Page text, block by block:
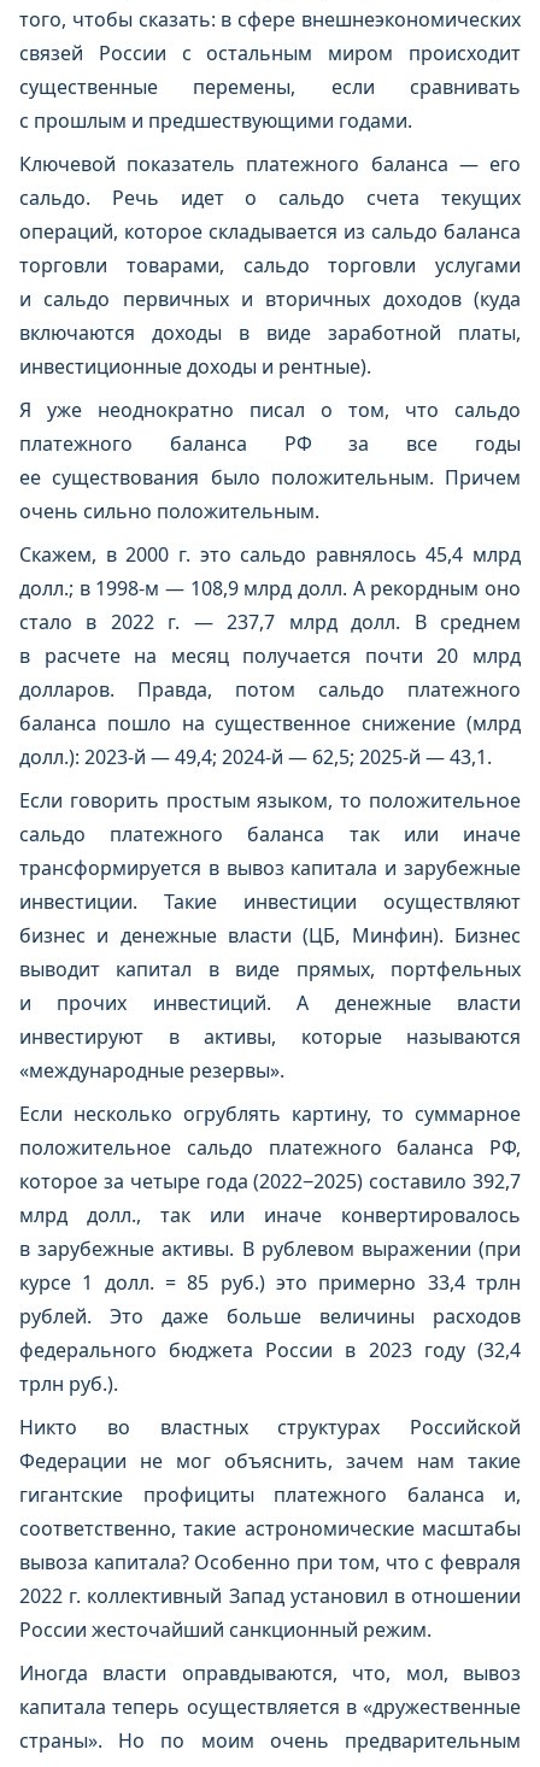
того, чтобы сказать: в сфере внешнеэкономических
связей России с остальным миром происходит
существенные перемены, если сравнивать
с прошлым и предшествующими годами.
Ключевой показатель платежного баланса — его
сальдо. Речь идет о сальдо счета текущих
операций, которое складывается из сальдо баланса
торговли товарами, сальдо торговли услугами
и сальдо первичных и вторичных доходов (куда
включаются доходы в виде заработной платы,
инвестиционные доходы и рентные).
Я уже неоднократно писал о том, что сальдо
платежного баланса РФ за все годы
ее существования было положительным. Причем
очень сильно положительным.
Скажем, в 2000 г. это сальдо равнялось 45,4 млрд
долл.; в 1998-м — 108,9 млрд долл. А рекордным оно
стало в 2022 г. — 237,7 млрд долл. В среднем
в расчете на месяц получается почти 20 млрд
долларов. Правда, потом сальдо платежного
баланса пошло на существенное снижение (млрд
долл.): 2023-й — 49,4; 2024-й — 62,5; 2025-й — 43,1.
Если говорить простым языком, то положительное
сальдо платежного баланса так или иначе
трансформируется в вывоз капитала и зарубежные
инвестиции. Такие инвестиции осуществляют
бизнес и денежные власти (ЦБ, Минфин). Бизнес
выводит капитал в виде прямых, портфельных
и прочих инвестиций. А денежные власти
инвестируют в активы, которые называются
«международные резервы».
Если несколько огрублять картину, то суммарное
положительное сальдо платежного баланса РФ,
которое за четыре года (2022−2025) составило 392,7
млрд долл., так или иначе конвертировалось
в зарубежные активы. В рублевом выражении (при
курсе 1 долл. = 85 руб.) это примерно 33,4 трлн
рублей. Это даже больше величины расходов
федерального бюджета России в 2023 году (32,4
трлн руб.).
Никто во властных структурах Российской
Федерации не мог объяснить, зачем нам такие
гигантские профициты платежного баланса и,
соответственно, такие астрономические масштабы
вывоза капитала? Особенно при том, что с февраля
2022 г. коллективный Запад установил в отношении
России жесточайший санкционный режим.
Иногда власти оправдываются, что, мол, вывоз
капитала теперь осуществляется в «дружественные
страны». Но по моим очень предварительным